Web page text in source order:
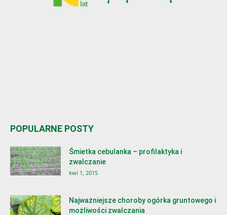
POPULARNE POSTY
Śmietka cebulanka – profilaktyka i
zwalczanie
kwi 1, 2015
Najważniejsze choroby ogórka gruntowego i
możliwości zwalczania